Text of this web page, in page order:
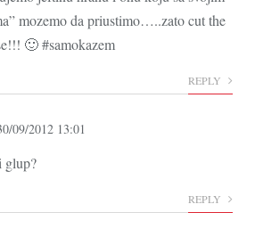
mozemo da priustimo…..zato cut the
🙂 #samokazem
REPLY
09/2012 13:01
glup?
REPLY